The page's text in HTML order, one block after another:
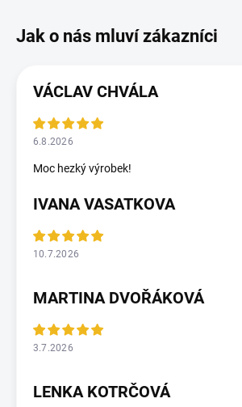
VÁCLAV CHVÁLA
6.8.2026
Moc hezký výrobek!
IVANA VASATKOVA
10.7.2026
MARTINA DVOŘÁKOVÁ
3.7.2026
LENKA KOTRČOVÁ